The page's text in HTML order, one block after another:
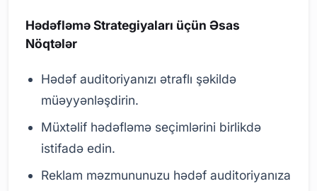
Hədəfləmə Strategiyaları üçün Əsas
Nöqtələr
Hədəf auditoriyanızı ətraflı şəkildə
müəyyənləşdirin.
Müxtəlif hədəfləmə seçimlərini birlikdə
istifadə edin.
Reklam məzmununuzu hədəf auditoriyanıza